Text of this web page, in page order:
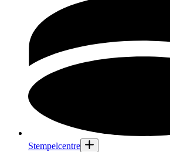
Stempelcentre